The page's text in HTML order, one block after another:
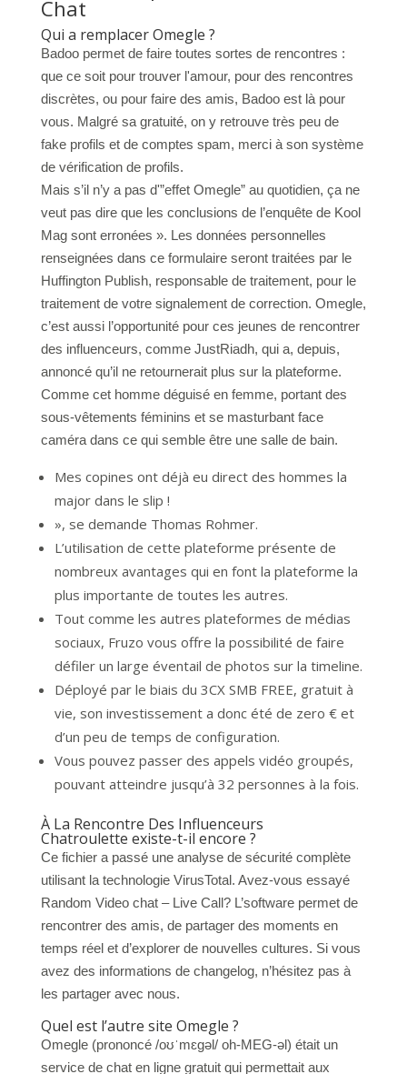
Chat
Qui a remplacer Omegle ?
Badoo permet de faire toutes sortes de rencontres :
que ce soit pour trouver l'amour, pour des rencontres
discrètes, ou pour faire des amis, Badoo est là pour
vous. Malgré sa gratuité, on y retrouve très peu de
fake profils et de comptes spam, merci à son système
de vérification de profils.
Mais s’il n’y a pas d'”effet Omegle” au quotidien, ça ne
veut pas dire que les conclusions de l’enquête de Kool
Mag sont erronées ». Les données personnelles
renseignées dans ce formulaire seront traitées par le
Huffington Publish, responsable de traitement, pour le
traitement de votre signalement de correction. Omegle,
c’est aussi l’opportunité pour ces jeunes de rencontrer
des influenceurs, comme JustRiadh, qui a, depuis,
annoncé qu’il ne retournerait plus sur la plateforme.
Comme cet homme déguisé en femme, portant des
sous-vêtements féminins et se masturbant face
caméra dans ce qui semble être une salle de bain.
Mes copines ont déjà eu direct des hommes la
major dans le slip !
», se demande Thomas Rohmer.
L’utilisation de cette plateforme présente de
nombreux avantages qui en font la plateforme la
plus importante de toutes les autres.
Tout comme les autres plateformes de médias
sociaux, Fruzo vous offre la possibilité de faire
défiler un large éventail de photos sur la timeline.
Déployé par le biais du 3CX SMB FREE, gratuit à
vie, son investissement a donc été de zero € et
d’un peu de temps de configuration.
Vous pouvez passer des appels vidéo groupés,
pouvant atteindre jusqu’à 32 personnes à la fois.
À La Rencontre Des Influenceurs
Chatroulette existe-t-il encore ?
Ce fichier a passé une analyse de sécurité complète
utilisant la technologie VirusTotal. Avez-vous essayé
Random Video chat – Live Call? L’software permet de
rencontrer des amis, de partager des moments en
temps réel et d’explorer de nouvelles cultures. Si vous
avez des informations de changelog, n’hésitez pas à
les partager avec nous.
Quel est l’autre site Omegle ?
Omegle (prononcé /oʊˈmɛɡəl/ oh-MEG-əl) était un
service de chat en ligne gratuit qui permettait aux